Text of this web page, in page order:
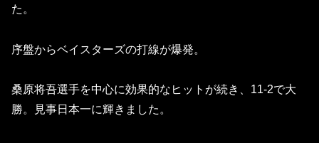
た。
序盤からベイスターズの打線が爆発。
桑原将吾選手を中心に効果的なヒットが続き、11-2で大
勝。見事日本一に輝きました。